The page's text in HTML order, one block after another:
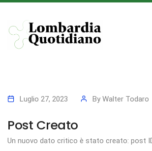
Luglio 27, 2023 By Walter Todaro
Post Creato
Un nuovo dato critico è stato creato: post